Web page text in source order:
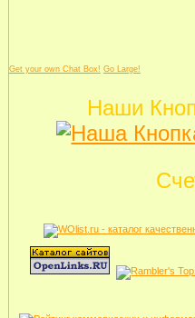
Get your own Chat Box! Go Large!
Наши